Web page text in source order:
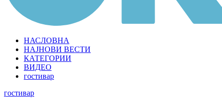
НАСЛОВНА
НАЈНОВИ ВЕСТИ
КАТЕГОРИИ
ВИДЕО
гостивар
гостивар